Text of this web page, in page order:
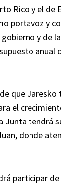
Rico y el de
portavoz y
y de
anual
que
el
tendrá
donde
participar